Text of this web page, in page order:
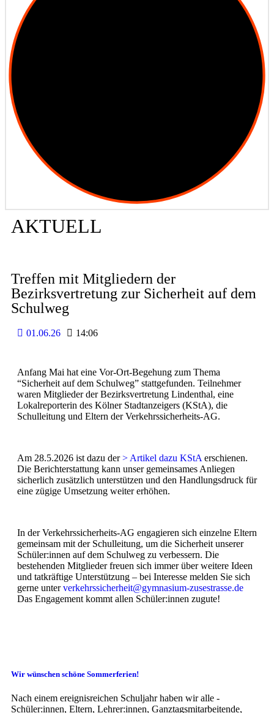
AKTUELL
Treffen mit Mitgliedern der
Bezirksvertretung zur Sicherheit auf dem
Schulweg
01.06.26 14:06
Anfang Mai hat eine Vor-Ort-Begehung zum Thema
“Sicherheit auf dem Schulweg” stattgefunden. Teilnehmer
waren Mitglieder der Bezirksvertretung Lindenthal, eine
Lokalreporterin des Kölner Stadtanzeigers (KStA), die
Schulleitung und Eltern der Verkehrssicherheits-AG.
Am 28.5.2026 ist dazu der> Artikel dazu KStA erschienen.
Die Berichterstattung kann unser gemeinsames Anliegen
sicherlich zusätzlich unterstützen und den Handlungsdruck für
eine zügige Umsetzung weiter erhöhen.
In der Verkehrssicherheits-AG engagieren sich einzelne Eltern
gemeinsam mit der Schulleitung, um die Sicherheit unserer
Schüler:innen auf dem Schulweg zu verbessern. Die
bestehenden Mitglieder freuen sich immer über weitere Ideen
und tatkräftige Unterstützung – bei Interesse melden Sie sich
gerne unterverkehrssicherheit@gymnasium-zusestrasse.de
Das Engagement kommt allen Schüler:innen zugute!
Wir wünschen schöne Sommerferien!
Nach einem ereignisreichen Schuljahr haben wir alle -
Schüler:innen, Eltern, Lehrer:innen, Ganztagsmitarbeitende,